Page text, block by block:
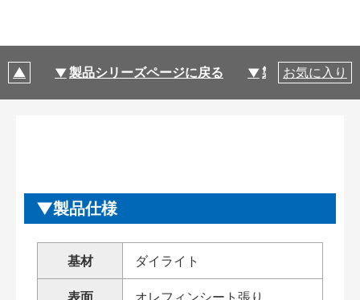
製品シリーズページに戻る 製品仕様
お気に入り
製品仕様
基材 ダイライト
表面 オレフィンシート張り